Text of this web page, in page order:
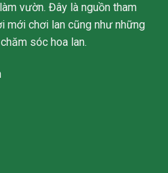
vườn. Đây là nguồn tham
mới chơi lan cũng như những
sóc hoa lan.